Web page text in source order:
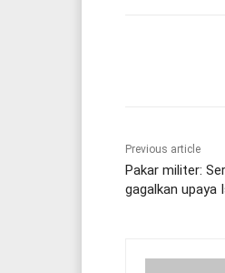
Previous article
Pakar militer:
gagalkan upaya